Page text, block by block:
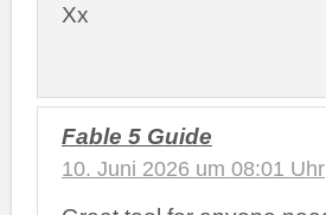
Xx
Fable 5 Guide
10. Juni 2026 um 08:01 Uhr